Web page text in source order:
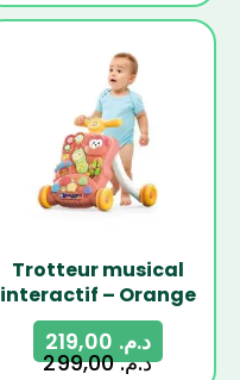
Trotteur musical
interactif – Orange
د.م.299,00
د.م.